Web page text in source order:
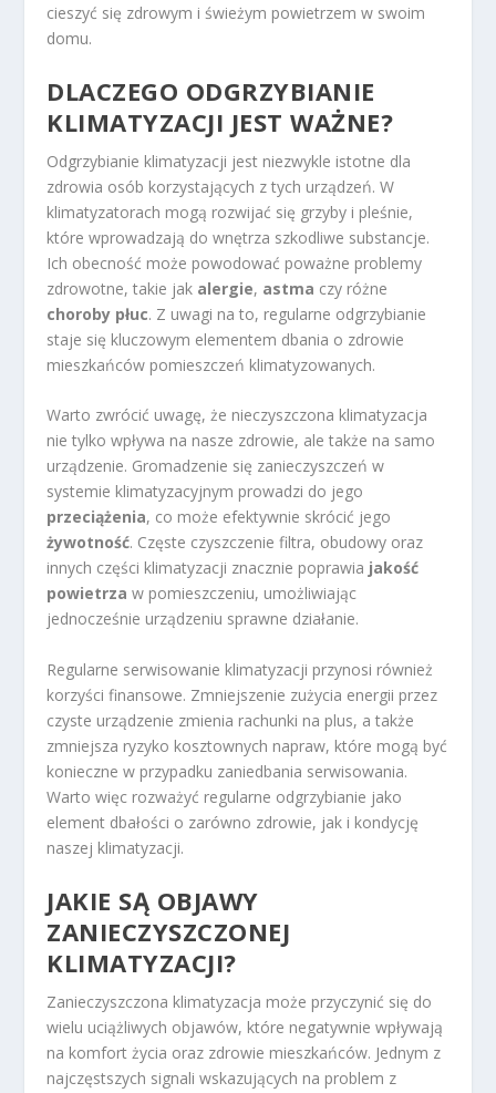
cieszyć się zdrowym i świeżym powietrzem w swoim
domu.
DLACZEGO ODGRZYBIANIE
KLIMATYZACJI JEST WAŻNE?
Odgrzybianie klimatyzacji jest niezwykle istotne dla
zdrowia osób korzystających z tych urządzeń. W
klimatyzatorach mogą rozwijać się grzyby i pleśnie,
które wprowadzają do wnętrza szkodliwe substancje.
Ich obecność może powodować poważne problemy
zdrowotne, takie jak alergie, astma czy różne
choroby płuc. Z uwagi na to, regularne odgrzybianie
staje się kluczowym elementem dbania o zdrowie
mieszkańców pomieszczeń klimatyzowanych.
Warto zwrócić uwagę, że nieczyszczona klimatyzacja
nie tylko wpływa na nasze zdrowie, ale także na samo
urządzenie. Gromadzenie się zanieczyszczeń w
systemie klimatyzacyjnym prowadzi do jego
przeciążenia, co może efektywnie skrócić jego
żywotność. Częste czyszczenie filtra, obudowy oraz
innych części klimatyzacji znacznie poprawia jakość
powietrza w pomieszczeniu, umożliwiając
jednocześnie urządzeniu sprawne działanie.
Regularne serwisowanie klimatyzacji przynosi również
korzyści finansowe. Zmniejszenie zużycia energii przez
czyste urządzenie zmienia rachunki na plus, a także
zmniejsza ryzyko kosztownych napraw, które mogą być
konieczne w przypadku zaniedbania serwisowania.
Warto więc rozważyć regularne odgrzybianie jako
element dbałości o zarówno zdrowie, jak i kondycję
naszej klimatyzacji.
JAKIE SĄ OBJAWY
ZANIECZYSZCZONEJ
KLIMATYZACJI?
Zanieczyszczona klimatyzacja może przyczynić się do
wielu uciążliwych objawów, które negatywnie wpływają
na komfort życia oraz zdrowie mieszkańców. Jednym z
najczęstszych signali wskazujących na problem z